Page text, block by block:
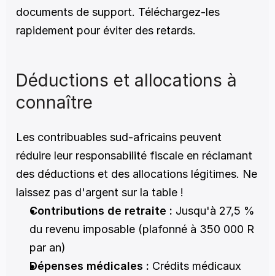
documents de support. Téléchargez-les
rapidement pour éviter des retards.
Déductions et allocations à
connaître
Les contribuables sud-africains peuvent
réduire leur responsabilité fiscale en réclamant
des déductions et des allocations légitimes. Ne
laissez pas d'argent sur la table !
Contributions de retraite : Jusqu'à 27,5 %
du revenu imposable (plafonné à 350 000 R
par an)
Dépenses médicales : Crédits médicaux